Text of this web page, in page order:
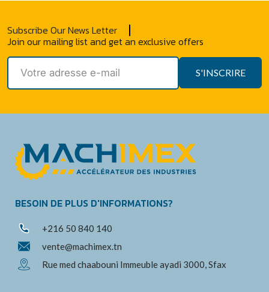
Subscribe Our News Letter
Join our mailing list and get an exclusive offers
S'INSCRIRE
BESOIN DE PLUS D'INFORMATIONS?
+216 50 840 140
vente@machimex.tn
Rue med chaabouni Immeuble ayadi 3000, Sfax